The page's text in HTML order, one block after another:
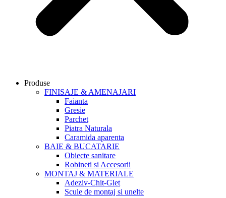
Produse
FINISAJE & AMENAJARI
Faianta
Gresie
Parchet
Piatra Naturala
Caramida aparenta
BAIE & BUCATARIE
Obiecte sanitare
Robineti si Accesorii
MONTAJ & MATERIALE
Adeziv-Chit-Glet
Scule de montaj si unelte